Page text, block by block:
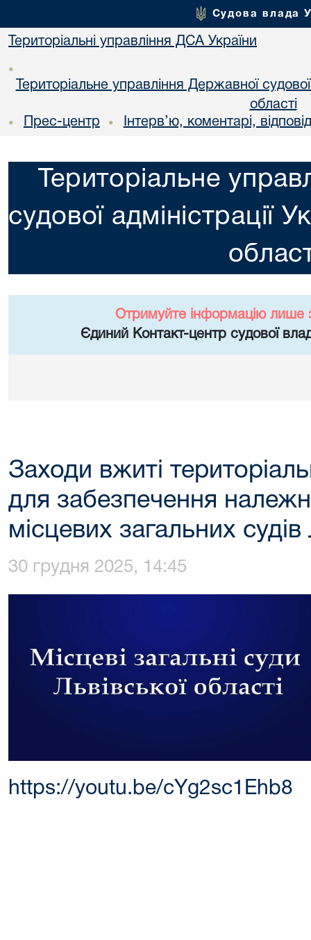
Судова влада
Територіальні управління ДСА України
•
Територіальне управління Державної
областi
• Прес-центр • Інтерв’ю, коментарі,
Територіальне
судової адміністрації
Отримуйте інформацію лише
Єдиний Контакт-центр судової
Заходи вжиті
для забезпечення
місцевих загальних судів
30 грудня 2025, 14:45
https://youtu.be/cYg2sc1Ehb8